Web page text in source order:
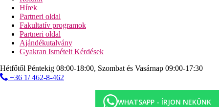
vízi sportok a strandon
Vendéglátás
Reggeli
büféreggeli (07.30-10.00)
Félpanzió
svédasztalos reggeli és vacsora (19:00-21:00)
Hivatalos kategória
3 csillag
Hírek
Partneri oldal
Fakultatív programok
Partneri oldal
Ajándékutalvány
Gyakran Ismételt Kérdések
Hétfőtől Péntekig 08:00-18:00, Szombat és Vasárnap 09:00-17:30
+36 1/ 462-8-462
WHATSAPP - ÍRJON NEKÜNK